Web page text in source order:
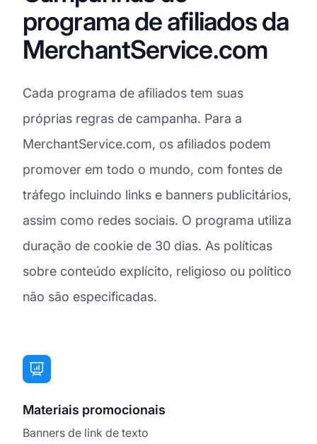
programa de afiliados da
MerchantService.com
Cada programa de afiliados tem suas
próprias regras de campanha. Para a
MerchantService.com, os afiliados podem
promover em todo o mundo, com fontes de
tráfego incluindo links e banners publicitários,
assim como redes sociais. O programa utiliza
duração de cookie de 30 dias. As políticas
sobre conteúdo explícito, religioso ou político
não são especificadas.
Materiais promocionais
Banners de link de texto